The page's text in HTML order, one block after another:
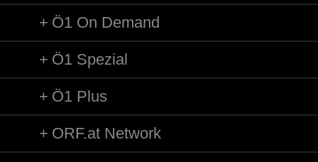
Ö1 On Demand
Ö1 Spezial
Ö1 Plus
ORF.at Network